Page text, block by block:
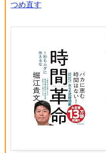
つめ直す